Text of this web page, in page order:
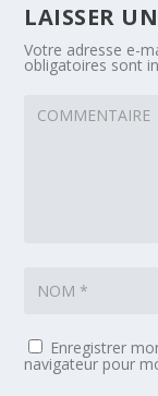
LAISSER
Votre adresse e-
obligatoires sont
Enregistrer
navigateur pour